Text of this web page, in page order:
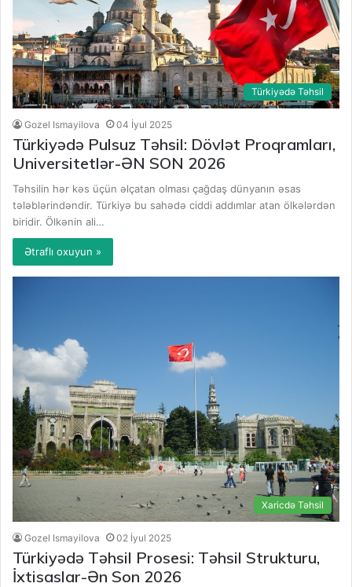
Türkiyədə Təhsil
Gozel Ismayilova 04 İyul 2025
Türkiyədə Pulsuz Təhsil: Dövlət Proqramları,
Universitetlər-ƏN SON 2026
Təhsilin hər kəs üçün əlçatan olması çağdaş dünyanın əsas
tələblərindəndir. Türkiyə bu sahədə ciddi addımlar atan ölkələrdən
biridir. Ölkənin ali…
Ətraflı oxuyun »
Xaricdə Təhsil
Gozel Ismayilova 02 İyul 2025
Türkiyədə Təhsil Prosesi: Təhsil Strukturu,
İxtisaslar-Ən Son 2026